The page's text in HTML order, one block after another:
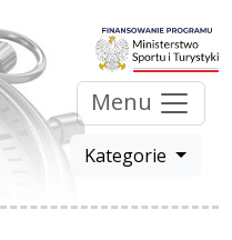
Menu
Kategorie